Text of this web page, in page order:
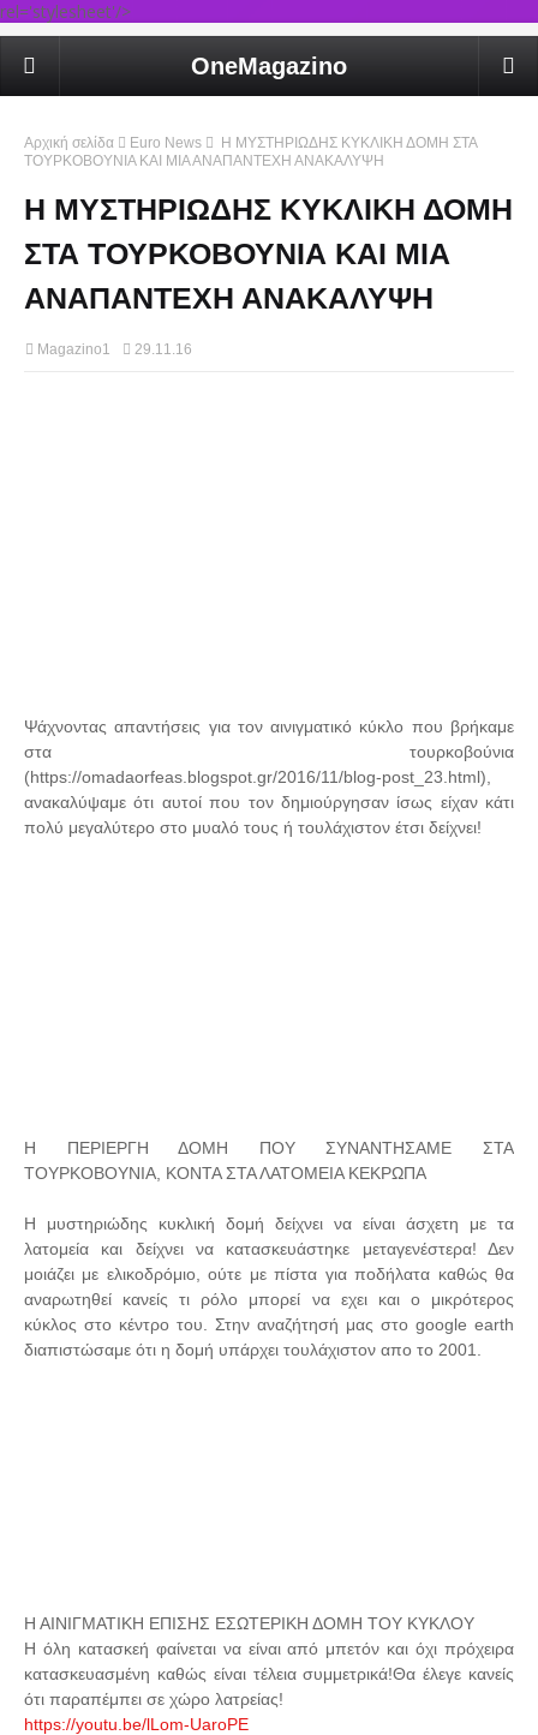
rel='stylesheet'/>
OneMagazino
Αρχική σελίδα Euro News
Η ΜΥΣΤΗΡΙΩΔΗΣ ΚΥΚΛΙΚΗ ΔΟΜΗ ΣΤΑ
ΤΟΥΡΚΟΒΟΥΝΙΑ ΚΑΙ ΜΙΑ ΑΝΑΠΑΝΤΕΧΗ ΑΝΑΚΑΛΥΨΗ
Η ΜΥΣΤΗΡΙΩΔΗΣ ΚΥΚΛΙΚΗ ΔΟΜΗ
ΣΤΑ ΤΟΥΡΚΟΒΟΥΝΙΑ ΚΑΙ ΜΙΑ
ΑΝΑΠΑΝΤΕΧΗ ΑΝΑΚΑΛΥΨΗ
Magazino1 29.11.16
Ψάχνοντας απαντήσεις για τον αινιγματικό κύκλο που βρήκαμε
στα τουρκοβούνια
(https://omadaorfeas.blogspot.gr/2016/11/blog-post_23.html),
ανακαλύψαμε ότι αυτοί που τον δημιούργησαν ίσως είχαν κάτι
πολύ μεγαλύτερο στο μυαλό τους ή τουλάχιστον έτσι δείχνει!
Η ΠΕΡΙΕΡΓΗ ΔΟΜΗ ΠΟΥ ΣΥΝΑΝΤΗΣΑΜΕ ΣΤΑ
ΤΟΥΡΚΟΒΟΥΝΙΑ, ΚΟΝΤΑ ΣΤΑ ΛΑΤΟΜΕΙΑ ΚΕΚΡΩΠΑ
Η μυστηριώδης κυκλική δομή δείχνει να είναι άσχετη με τα
λατομεία και δείχνει να κατασκευάστηκε μεταγενέστερα! Δεν
μοιάζει με ελικοδρόμιο, ούτε με πίστα για ποδήλατα καθώς θα
αναρωτηθεί κανείς τι ρόλο μπορεί να εχει και ο μικρότερος
κύκλος στο κέντρο του. Στην αναζήτησή μας στο google earth
διαπιστώσαμε ότι η δομή υπάρχει τουλάχιστον απο το 2001.
Η ΑΙΝΙΓΜΑΤΙΚΗ ΕΠΙΣΗΣ ΕΣΩΤΕΡΙΚΗ ΔΟΜΗ ΤΟΥ ΚΥΚΛΟΥ
Η όλη κατασκεή φαίνεται να είναι από μπετόν και όχι πρόχειρα
κατασκευασμένη καθώς είναι τέλεια συμμετρικά!Θα έλεγε κανείς
ότι παραπέμπει σε χώρο λατρείας!
https://youtu.be/lLom-UaroPE